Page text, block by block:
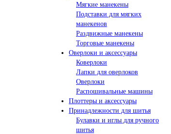
Мягкие манекены
Подставки для мягких
манекенов
Раздвижные манекены
Торговые манекены
Оверлоки и аксессуары
Коверлоки
Лапки для оверлоков
Оверлоки
Распошивальные машины
Плоттеры и аксессуары
Принадлежности для шитья
Булавки и иглы для ручного
шитья